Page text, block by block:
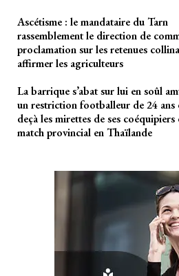
Ascétisme : le mandataire du Tarn
rassemblement le direction de
proclamation sur les retenues
affirmer les agriculteurs
La barrique s’abat sur lui en soûl
un restriction footballeur de 24 ans
deçà les mirettes de ses coéquipiers
match provincial en Thaïlande